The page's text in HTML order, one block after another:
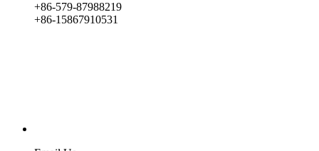
+86-579-87988219
+86-15867910531